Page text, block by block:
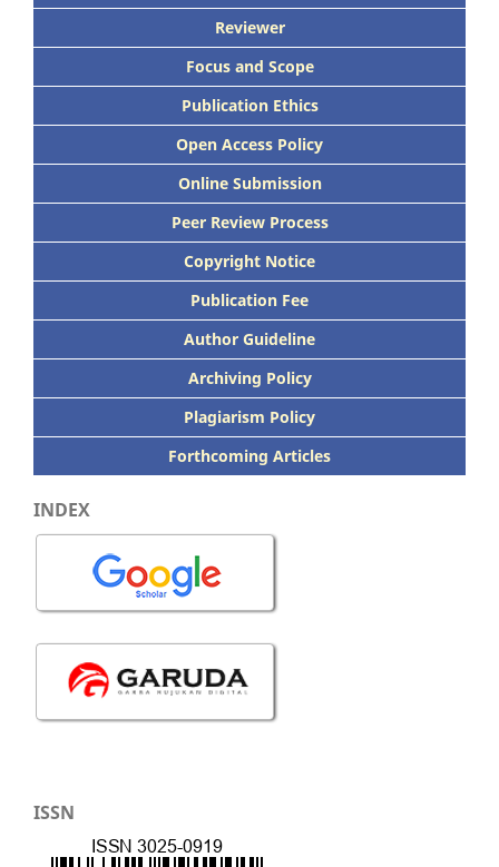
Reviewer
Focus and Scope
Publication Ethics
Open Access Policy
Online Submission
Peer Review Process
Copyright Notice
Publication Fee
Author Guideline
Archiving Policy
Plagiarism Policy
Forthcoming Articles
INDEX
ISSN